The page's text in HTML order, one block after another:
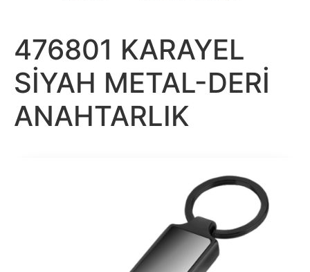
476801 KARAYEL
SİYAH METAL-DERİ
ANAHTARLIK